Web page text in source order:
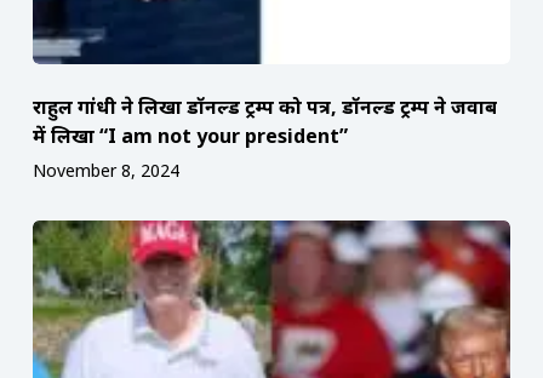
राहुल गांधी ने लिखा डॉनल्ड ट्रम्प को पत्र, डॉनल्ड ट्रम्प ने जवाब
में लिखा “I am not your president”
November 8, 2024